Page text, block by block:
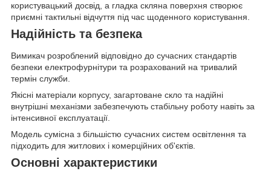
користувацький досвід, а гладка скляна поверхня створює
приємні тактильні відчуття під час щоденного користування.
Надійність та безпека
Вимикач розроблений відповідно до сучасних стандартів
безпеки електрофурнітури та розрахований на тривалий
термін служби.
Якісні матеріали корпусу, загартоване скло та надійні
внутрішні механізми забезпечують стабільну роботу навіть за
інтенсивної експлуатації.
Модель сумісна з більшістю сучасних систем освітлення та
підходить для житлових і комерційних об'єктів.
Основні характеристики